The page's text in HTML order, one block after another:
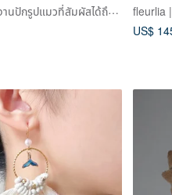
nyaigs ☾·̩͙⋆ งานปักรูปแมวที่สัมผัสได้ถึงเส้นขน
US$